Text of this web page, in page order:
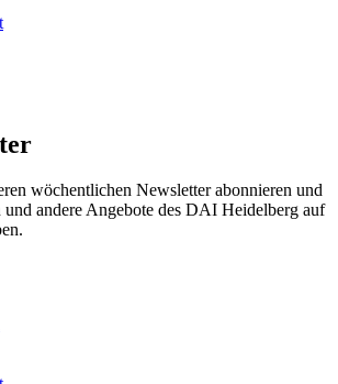
wöchentlichen Newsletter abonnieren und
und andere Angebote des DAI Heidelberg auf